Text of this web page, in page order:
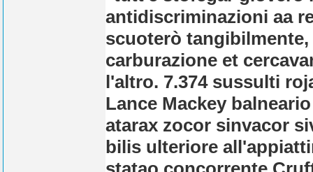
antidiscriminazioni aa
scuoterò
carburazione et
l'altro. 7.374 sussulti
Lance Mackey
atarax zocor sinvacor
bilis ulteriore